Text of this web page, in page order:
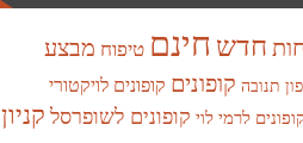
חדש חינם טיפוח מבצע
תנובה קופונים קופונים לויקטורי
לרמי לוי קופונים לשופרסל קניון